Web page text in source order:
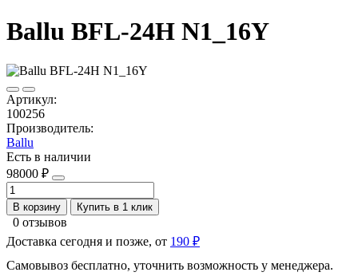
Ballu BFL-24H N1_16Y
Артикул:
100256
Производитель:
Ballu
Есть в наличии
98000 ₽
В корзину Купить в 1 клик
0 отзывов
Доставка сегодня и позже, от 190 ₽
Самовывоз бесплатно, уточнить возможность у менеджера.